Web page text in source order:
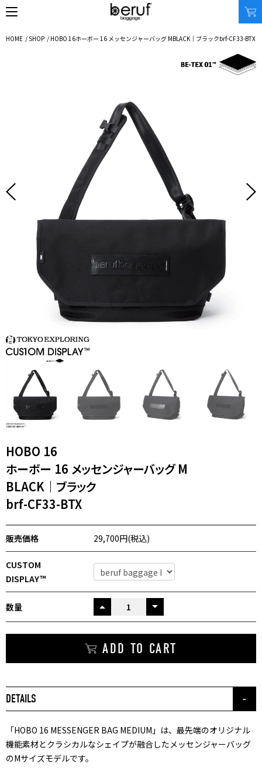
SEARCH
オンラインストア
その他
使用シーン
ビジネス｜通勤
ビジネス｜出張
トラベル
XS｜5リッター以下
S｜10リッター以下
M｜20リッター以下
L｜25リッター以下
XL｜26リッター以上
タブレット｜11インチ相当
ノートPC｜14インチ相当
ノートPC｜16インチ相当
¥0 - ¥9,999
¥30,000 - ¥39,999
¥40,000 - ¥49,999
ニュース
ブランドストーリー
ジャーナル
取扱店舗
FAQ｜よくある質問
INTERNATIONAL SHIPPING
新規会員登録
ログイン
マイページ
お問い合わせ
特定商取引法に基づく表記
プライバシーポリシー
HOME / SHOP / HOBO 16ホーボー 16 メッセンジャーバッグ MBLACK｜ブラックbrf-CF33-BTX
HOBO 16
ホーボー 16 メッセンジャーバッグ M
BLACK｜ブラック
brf-CF33-BTX
販売価格 29,700円(税込)
CUSTOM
DISPLAY™
数量
ADD TO CART
DETAILS
「HOBO 16 MESSENGER BAG MEDIUM」は、最先端のオリジナル
機能素材とクラシカルなシェイプが融合したメッセンジャーバッグ
のMサイズモデルです。